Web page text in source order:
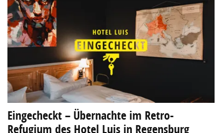
Eingecheckt – Übernachte im Retro-
Refugium des Hotel Luis in Regensburg